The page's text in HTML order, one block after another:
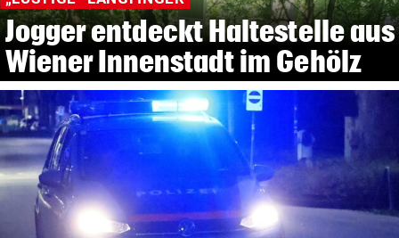
Jogger entdeckt Haltestelle aus
Wiener Innenstadt im Gehölz